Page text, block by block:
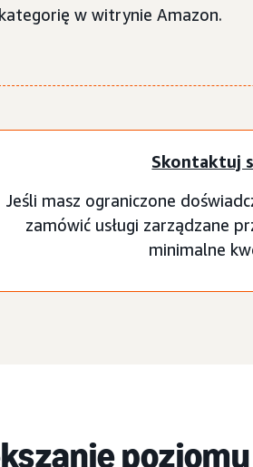
w witrynie Amazon.
Skontaktuj
Jeśli masz ograniczone
zamówić usługi zarządzane
minimalne
poziomu